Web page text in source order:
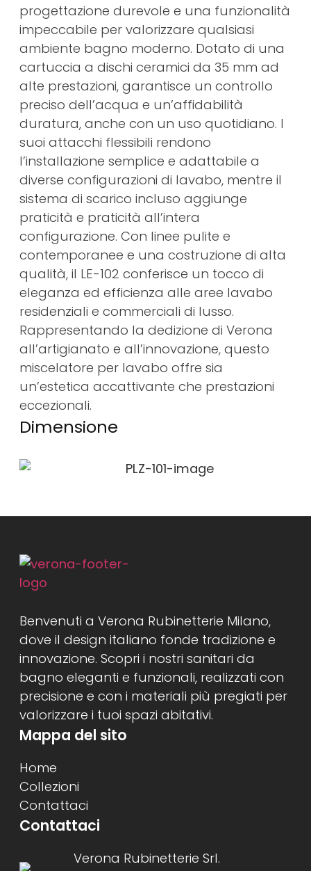
progettazione durevole e una funzionalità
impeccabile per valorizzare qualsiasi
ambiente bagno moderno. Dotato di una
cartuccia a dischi ceramici da 35 mm ad
alte prestazioni, garantisce un controllo
preciso dell’acqua e un’affidabilità
duratura, anche con un uso quotidiano. I
suoi attacchi flessibili rendono
l’installazione semplice e adattabile a
diverse configurazioni di lavabo, mentre il
sistema di scarico incluso aggiunge
praticità e praticità all’intera
configurazione. Con linee pulite e
contemporanee e una costruzione di alta
qualità, il LE-102 conferisce un tocco di
eleganza ed efficienza alle aree lavabo
residenziali e commerciali di lusso.
Rappresentando la dedizione di Verona
all’artigianato e all’innovazione, questo
miscelatore per lavabo offre sia
un’estetica accattivante che prestazioni
eccezionali.
Dimensione
Benvenuti a Verona Rubinetterie Milano,
dove il design italiano fonde tradizione e
innovazione. Scopri i nostri sanitari da
bagno eleganti e funzionali, realizzati con
precisione e con i materiali più pregiati per
valorizzare i tuoi spazi abitativi.
Mappa del sito
Home
Collezioni
Contattaci
Contattaci
Verona Rubinetterie Srl.